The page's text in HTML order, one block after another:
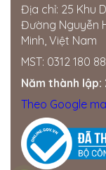
Địa chỉ: 25 Khu
Đường Nguyễn
Minh, Việt Nam
MST: 0312 180
Năm thành lập:
Theo Google